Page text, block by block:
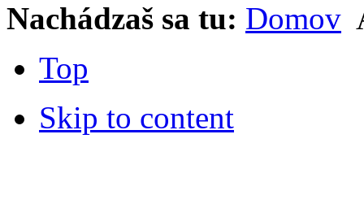
Nachádzaš sa tu: Domov
Top
Skip to content